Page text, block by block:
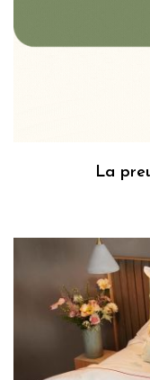
La